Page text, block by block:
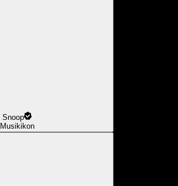
Snoop
Musikikon